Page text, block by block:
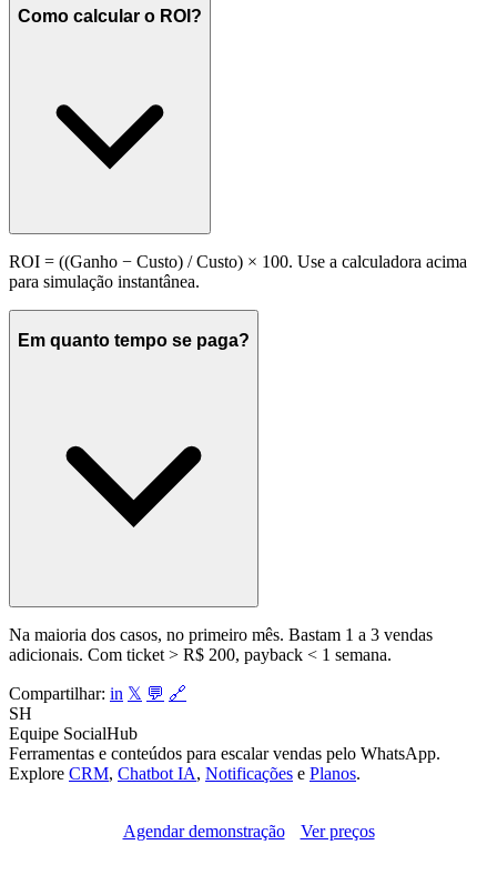
Como calcular o ROI?
ROI = ((Ganho − Custo) / Custo) × 100. Use a calculadora acima
para simulação instantânea.
Em quanto tempo se paga?
Na maioria dos casos, no primeiro mês. Bastam 1 a 3 vendas
adicionais. Com ticket > R$ 200, payback < 1 semana.
Compartilhar: in 𝕏 💬 🔗
SH
Equipe SocialHub
Ferramentas e conteúdos para escalar vendas pelo WhatsApp.
Explore CRM, Chatbot IA, Notificações e Planos.
Agendar demonstração Ver preços